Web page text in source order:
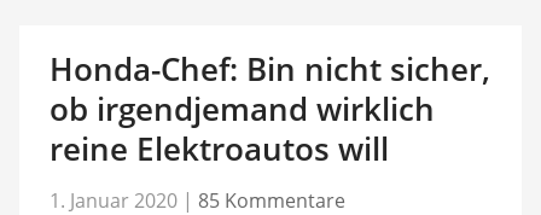
Honda-Chef: Bin nicht sicher,
ob irgendjemand wirklich
reine Elektroautos will
1. Januar 2020 | 85 Kommentare